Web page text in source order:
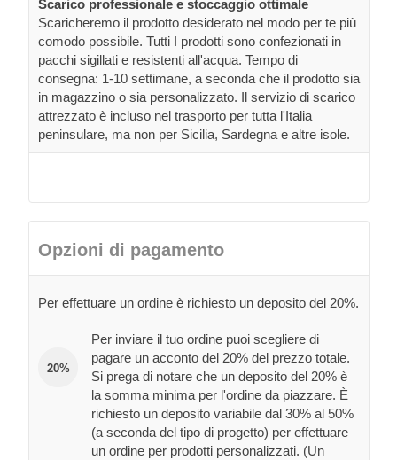
Scarico professionale e stoccaggio ottimale
Scaricheremo il prodotto desiderato nel modo per te più
comodo possibile. Tutti I prodotti sono confezionati in
pacchi sigillati e resistenti all'acqua. Tempo di
consegna: 1-10 settimane, a seconda che il prodotto sia
in magazzino o sia personalizzato. Il servizio di scarico
attrezzato è incluso nel trasporto per tutta l'Italia
peninsulare, ma non per Sicilia, Sardegna e altre isole.
Opzioni di pagamento
Per effettuare un ordine è richiesto un deposito del 20%.
20%
Per inviare il tuo ordine puoi scegliere di
pagare un acconto del 20% del prezzo totale.
Si prega di notare che un deposito del 20% è
la somma minima per l'ordine da piazzare. È
richiesto un deposito variabile dal 30% al 50%
(a seconda del tipo di progetto) per effettuare
un ordine per prodotti personalizzati. (Un